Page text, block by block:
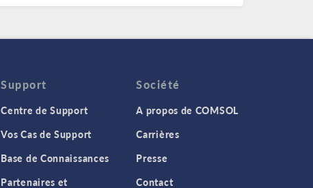
Support
Centre de Support
Vos Cas de Support
Base de Connaissances
Partenaires et
Société
A propos de COMSOL
Carrières
Presse
Contact